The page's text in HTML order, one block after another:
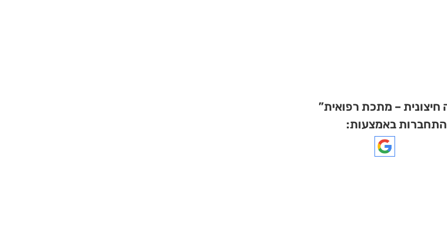
התחברות באמצעות: